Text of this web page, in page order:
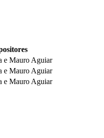
e Mauro Aguiar
e Mauro Aguiar
e Mauro Aguiar